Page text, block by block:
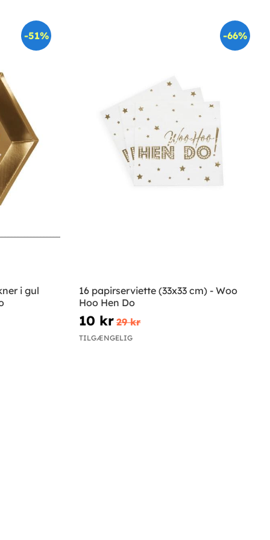
-51%
i gul
-66%
16 papirserviette (33x33 cm) - Woo
Hoo Hen Do
10 kr 29 kr
TILGÆNGELIG